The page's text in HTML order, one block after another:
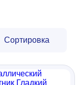
Сортировка